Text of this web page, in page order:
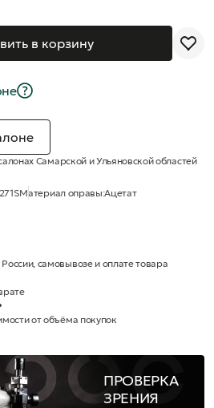
в корзину
Самарской и Ульяновской областей
Материал оправы:Ацетат
самовывозе и оплате товара
от объёма покупок
ПРОВЕРКА
ЗРЕНИЯ